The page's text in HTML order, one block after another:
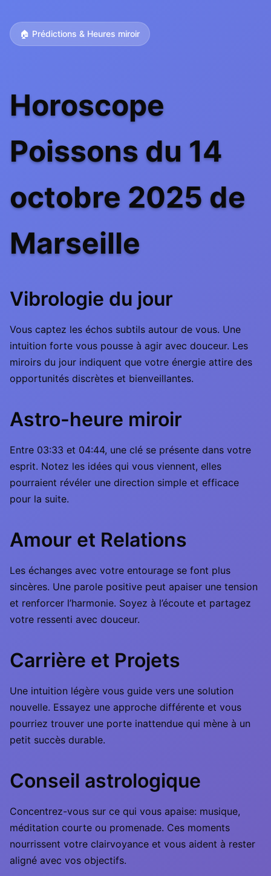
🏠 Prédictions & Heures miroir
Horoscope
Poissons du 14
octobre 2025 de
Marseille
Vibrologie du jour
Vous captez les échos subtils autour de vous. Une
intuition forte vous pousse à agir avec douceur. Les
miroirs du jour indiquent que votre énergie attire des
opportunités discrètes et bienveillantes.
Astro-heure miroir
Entre 03:33 et 04:44, une clé se présente dans votre
esprit. Notez les idées qui vous viennent, elles
pourraient révéler une direction simple et efficace
pour la suite.
Amour et Relations
Les échanges avec votre entourage se font plus
sincères. Une parole positive peut apaiser une tension
et renforcer l’harmonie. Soyez à l’écoute et partagez
votre ressenti avec douceur.
Carrière et Projets
Une intuition légère vous guide vers une solution
nouvelle. Essayez une approche différente et vous
pourriez trouver une porte inattendue qui mène à un
petit succès durable.
Conseil astrologique
Concentrez-vous sur ce qui vous apaise: musique,
méditation courte ou promenade. Ces moments
nourrissent votre clairvoyance et vous aident à rester
aligné avec vos objectifs.